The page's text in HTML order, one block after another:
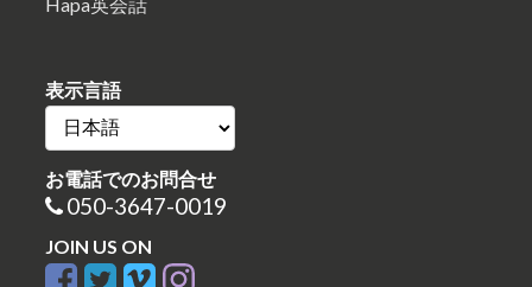
表示言語
お電話でのお問合せ
050-3647-0019
JOIN US ON